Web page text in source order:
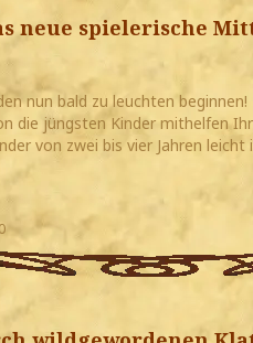
neue spielerische
nun bald zu leuchten
die jüngsten Kinder mithelfen
von zwei bis vier Jahren